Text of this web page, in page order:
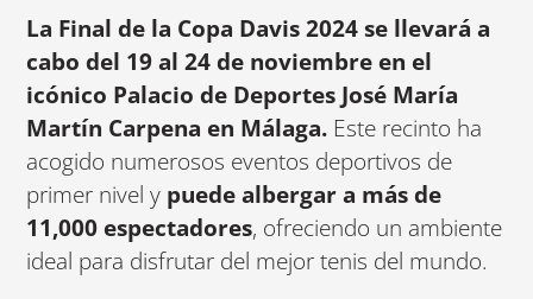
La Final de la Copa Davis 2024 se llevará a
cabo del 19 al 24 de noviembre en el
icónico Palacio de Deportes José María
Martín Carpena en Málaga. Este recinto ha
acogido numerosos eventos deportivos de
primer nivel y puede albergar a más de
11,000 espectadores, ofreciendo un ambiente
ideal para disfrutar del mejor tenis del mundo.